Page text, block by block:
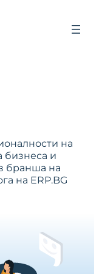
на
бизнеса и
бранша на
на ERP.BG